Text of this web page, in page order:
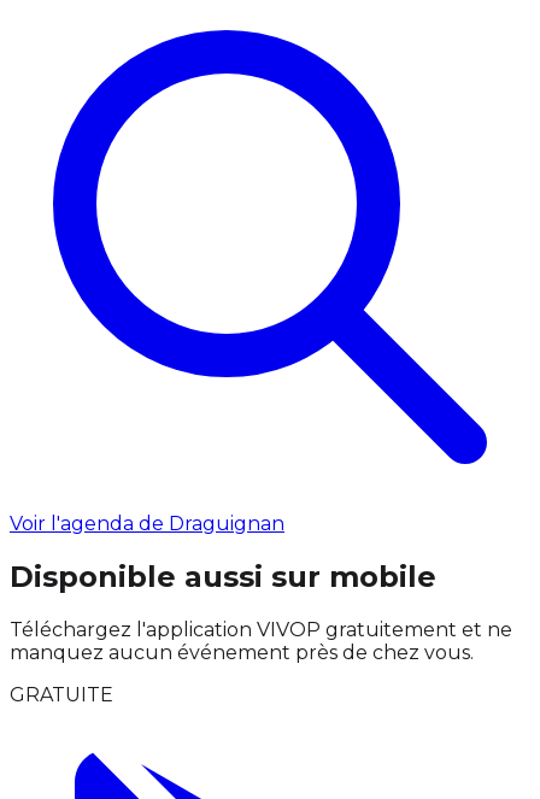
Voir l'agenda de Draguignan
Disponible aussi sur mobile
Téléchargez l'application VIVOP gratuitement et ne
manquez aucun événement près de chez vous.
GRATUITE